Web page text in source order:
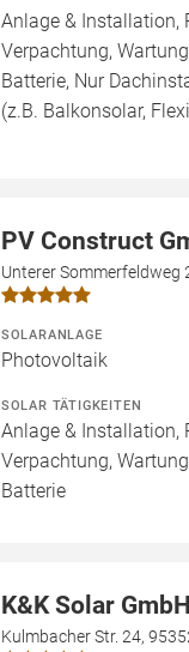
Anlage & Installation,
Verpachtung,
Batterie, Nur
(z.B. Balkonsolar,
PV Construct
Unterer Sommerfeldweg
SOLARANLAGE
Photovoltaik
SOLAR TÄTIGKEITEN
Anlage & Installation,
Verpachtung,
Batterie
K&K Solar GmbH
Kulmbacher Str. 24,